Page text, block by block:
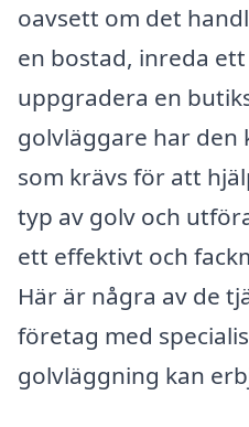
oavsett om det
en bostad, inreda
uppgradera en
golvläggare har den
som krävs för att
typ av golv och
ett effektivt och
Här är några av de
företag med
golvläggning kan